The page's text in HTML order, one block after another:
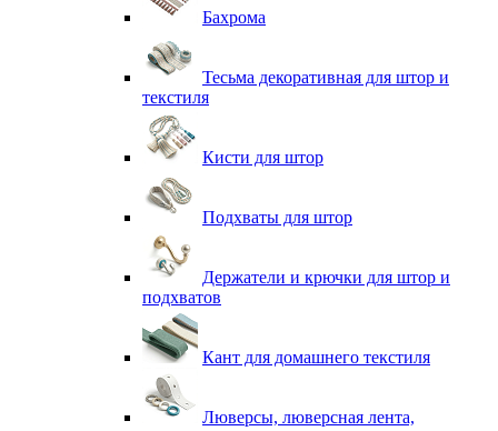
Бахрома
Тесьма декоративная для штор и
текстиля
Кисти для штор
Подхваты для штор
Держатели и крючки для штор и
подхватов
Кант для домашнего текстиля
Люверсы, люверсная лента,